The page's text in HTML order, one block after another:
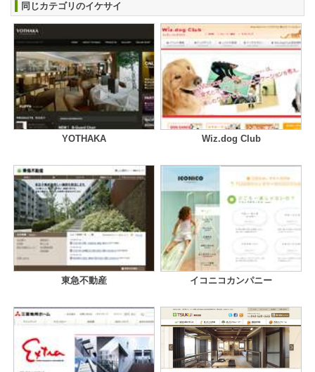
同じカテゴリのイケサイ
YOTHAKA Wiz.dog Club
東急不動産 イコニコカンパニー